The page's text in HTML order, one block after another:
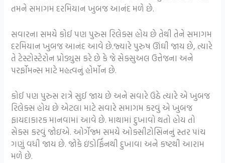
તમને સમાગમ દરમિયાન ખુબજ આનંદ મળે છે.
સવારના સમયે કોઈ પણ પુરુસ રિલેક્સ હોય છે તેથી તેને સમાગમ
દરમિયાન ખુબજ આનંદ આવે છે.જ્યારે પુરુષ ઊંઘી જાય છે, ત્યારે
તે ટેસ્ટોસ્ટેરોન પ્રોડ્યુસ કરે છે કે જે સેક્સુઅલ ઉત્તેજના અને
પરર્ફોમન્સ માટે મહત્વનું હોર્મોન છે.
કોઈ પણ પુરુસ રાત્રે સુઈ જાય છે અને સવારે ઉઠે ત્યારે એ ખુબજ
રિલેક્સ હોય છે એટલા માટે સવારે સમાગમ કરવું એ ખુબજ
ફાયદાકારક માનવામાં આવે છે. માથામાં દુખાવો થતો હોય તો
સેક્સ કરવું જોઇએ. ઓર્ગેજ્મ સમયે ઓક્સીટોસિનનું સ્તર પાંચ
ગણું વધી જાય છે. જોકે ઇંડોર્ફિનથી દુખાવા અને કષ્ટથી આરામ
મળે છે.